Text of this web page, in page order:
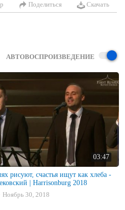
Поделиться
Скачать
АВТОВОСПРОИЗВЕДЕНИЕ
03:47
рисуют, счастья ищут как хлеба -
| Harrisonburg 2018
Ноябрь 30, 2018